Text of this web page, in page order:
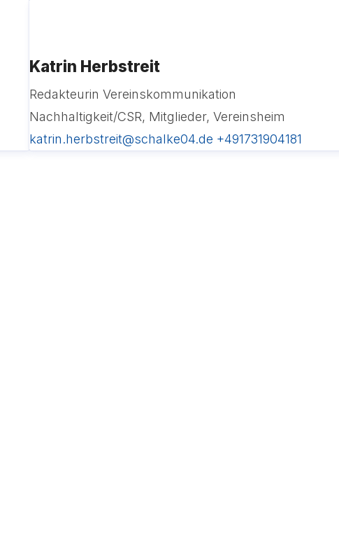
Katrin Herbstreit
Redakteurin Vereinskommunikation
Nachhaltigkeit/CSR, Mitglieder, Vereinsheim
katrin.herbstreit@schalke04.de +491731904181